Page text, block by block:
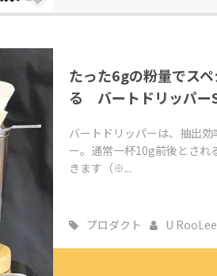
たった6gの粉量でス
る バートドリッパー
バートドリッパーは、抽出
ー。通常一杯10g前後とされ
きます（※...
プロダクト U RooLee